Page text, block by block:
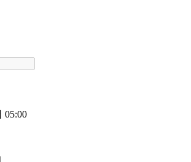
05:00